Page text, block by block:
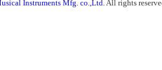
Instruments Mfg. co.,Ltd.All rights